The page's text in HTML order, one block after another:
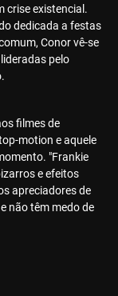
crise existencial.
dedicada a festas
Conor vê-se
pelo
filmes de
motion e aquele
"Frankie
e efeitos
apreciadores de
não têm medo de